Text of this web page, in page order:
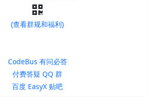
(查看群规和福利)
CodeBus 有问必答
付费答疑 QQ 群
百度 EasyX 贴吧